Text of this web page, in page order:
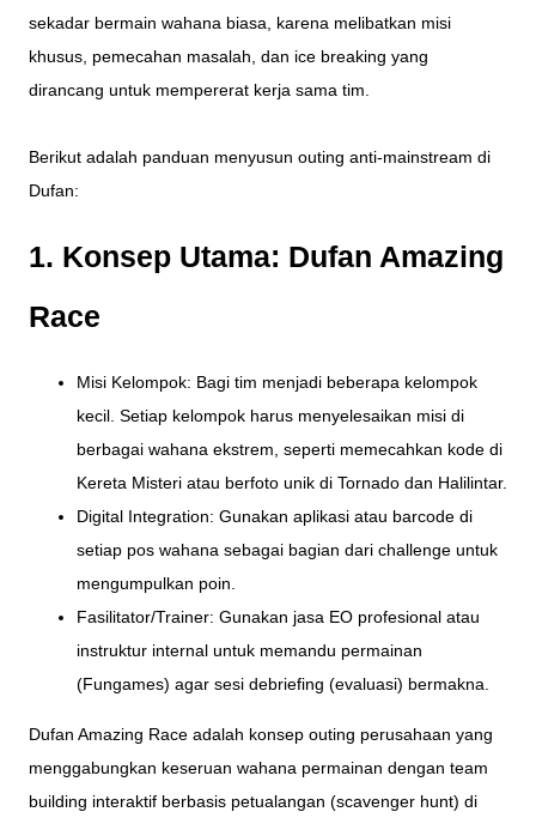
sekadar bermain wahana biasa, karena melibatkan misi
khusus, pemecahan masalah, dan ice breaking yang
dirancang untuk mempererat kerja sama tim.
Berikut adalah panduan menyusun outing anti-mainstream di
Dufan:
1. Konsep Utama: Dufan Amazing
Race
Misi Kelompok: Bagi tim menjadi beberapa kelompok
kecil. Setiap kelompok harus menyelesaikan misi di
berbagai wahana ekstrem, seperti memecahkan kode di
Kereta Misteri atau berfoto unik di Tornado dan Halilintar.
Digital Integration: Gunakan aplikasi atau barcode di
setiap pos wahana sebagai bagian dari challenge untuk
mengumpulkan poin.
Fasilitator/Trainer: Gunakan jasa EO profesional atau
instruktur internal untuk memandu permainan
(Fungames) agar sesi debriefing (evaluasi) bermakna.
Dufan Amazing Race adalah konsep outing perusahaan yang
menggabungkan keseruan wahana permainan dengan team
building interaktif berbasis petualangan (scavenger hunt) di